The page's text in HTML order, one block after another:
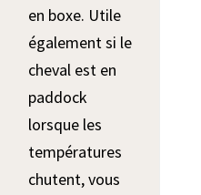
en boxe. Utile
également si le
cheval est en
paddock
lorsque les
températures
chutent, vous